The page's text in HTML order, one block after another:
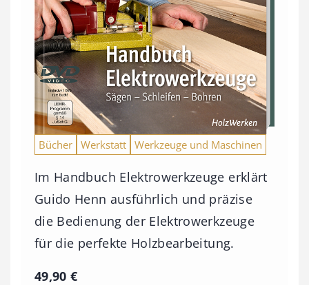
Bücher Werkstatt Werkzeuge und Maschinen
Im Handbuch Elektrowerkzeuge erklärt
Guido Henn ausführlich und präzise
die Bedienung der Elektrowerkzeuge
für die perfekte Holzbearbeitung.
49,90€